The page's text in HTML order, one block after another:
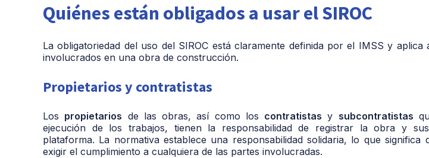
Quiénes están obligados a usar el SIROC
La obligatoriedad del uso del SIROC está claramente definida por el IMSS y aplica
involucrados en una obra de construcción.
Propietarios y contratistas
Los propietarios de las obras, así como los contratistas y subcontratistas
ejecución de los trabajos, tienen la responsabilidad de registrar la obra y
plataforma. La normativa establece una responsabilidad solidaria, lo que significa
exigir el cumplimiento a cualquiera de las partes involucradas.